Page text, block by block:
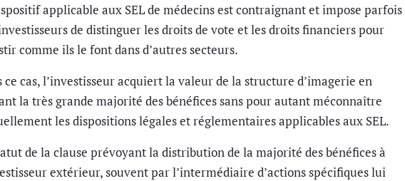
applicable aux SEL de médecins est contraignant et impose parfois
de distinguer les droits de vote et les droits financiers pour
comme ils le font dans d’autres secteurs.
ce cas, l’investisseur acquiert la valeur de la structure d’imagerie en
la très grande majorité des bénéfices sans pour autant méconnaître
les dispositions légales et réglementaires applicables aux SEL.
de la clause prévoyant la distribution de la majorité des bénéfices à
extérieur, souvent par l’intermédiaire d’actions spécifiques lui